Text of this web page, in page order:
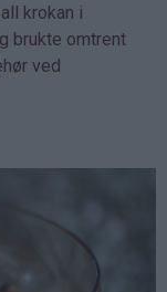
krokan i
brukte omtrent
ved